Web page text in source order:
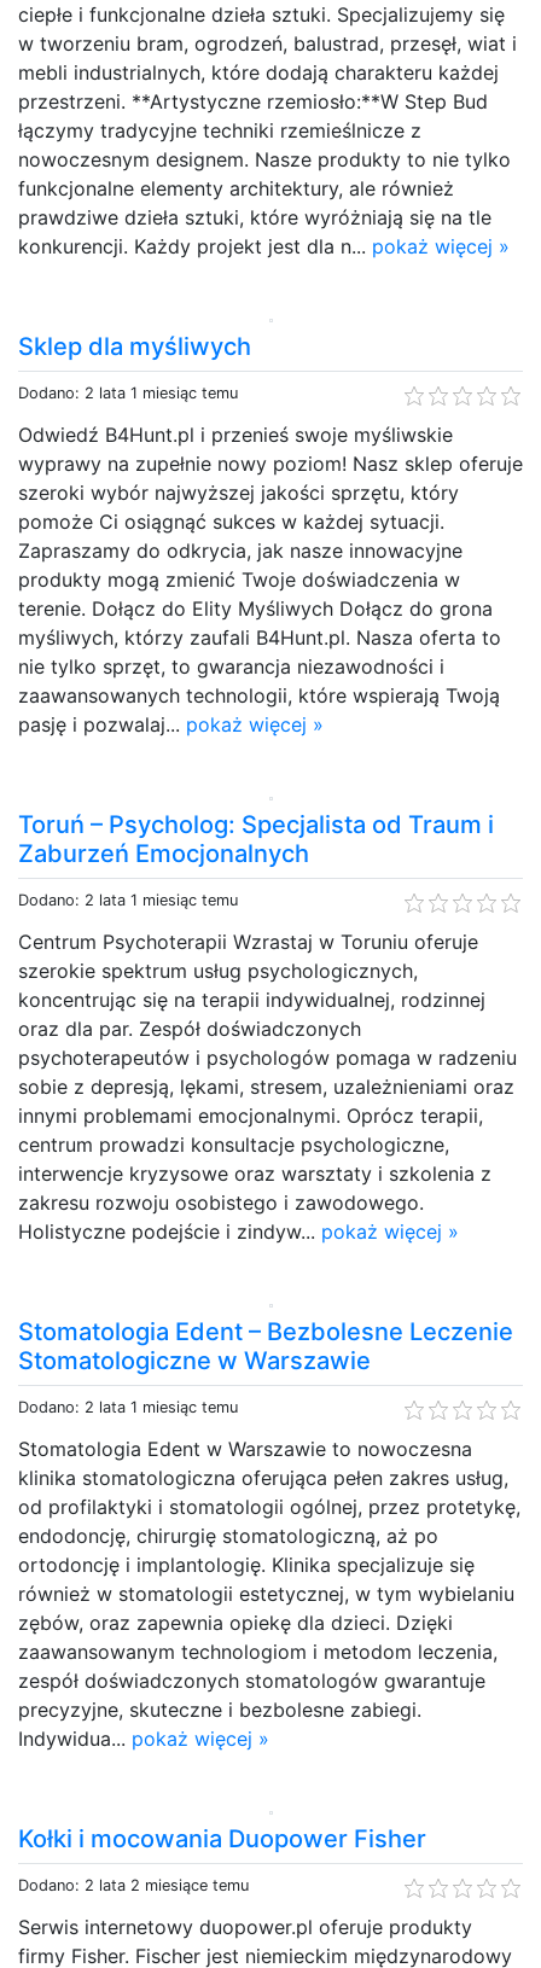
ciepłe i funkcjonalne dzieła sztuki. Specjalizujemy się
w tworzeniu bram, ogrodzeń, balustrad, przesęł, wiat i
mebli industrialnych, które dodają charakteru każdej
przestrzeni. **Artystyczne rzemiosło:**W Step Bud
łączymy tradycyjne techniki rzemieślnicze z
nowoczesnym designem. Nasze produkty to nie tylko
funkcjonalne elementy architektury, ale również
prawdziwe dzieła sztuki, które wyróżniają się na tle
konkurencji. Każdy projekt jest dla n... pokaż więcej »
Sklep dla myśliwych
Dodano: 2 lata 1 miesiąc temu
Odwiedź B4Hunt.pl i przenieś swoje myśliwskie
wyprawy na zupełnie nowy poziom! Nasz sklep oferuje
szeroki wybór najwyższej jakości sprzętu, który
pomoże Ci osiągnąć sukces w każdej sytuacji.
Zapraszamy do odkrycia, jak nasze innowacyjne
produkty mogą zmienić Twoje doświadczenia w
terenie. Dołącz do Elity Myśliwych Dołącz do grona
myśliwych, którzy zaufali B4Hunt.pl. Nasza oferta to
nie tylko sprzęt, to gwarancja niezawodności i
zaawansowanych technologii, które wspierają Twoją
pasję i pozwalaj... pokaż więcej »
Toruń – Psycholog: Specjalista od Traum i
Zaburzeń Emocjonalnych
Dodano: 2 lata 1 miesiąc temu
Centrum Psychoterapii Wzrastaj w Toruniu oferuje
szerokie spektrum usług psychologicznych,
koncentrując się na terapii indywidualnej, rodzinnej
oraz dla par. Zespół doświadczonych
psychoterapeutów i psychologów pomaga w radzeniu
sobie z depresją, lękami, stresem, uzależnieniami oraz
innymi problemami emocjonalnymi. Oprócz terapii,
centrum prowadzi konsultacje psychologiczne,
interwencje kryzysowe oraz warsztaty i szkolenia z
zakresu rozwoju osobistego i zawodowego.
Holistyczne podejście i zindyw... pokaż więcej »
Stomatologia Edent – Bezbolesne Leczenie
Stomatologiczne w Warszawie
Dodano: 2 lata 1 miesiąc temu
Stomatologia Edent w Warszawie to nowoczesna
klinika stomatologiczna oferująca pełen zakres usług,
od profilaktyki i stomatologii ogólnej, przez protetykę,
endodoncję, chirurgię stomatologiczną, aż po
ortodoncję i implantologię. Klinika specjalizuje się
również w stomatologii estetycznej, w tym wybielaniu
zębów, oraz zapewnia opiekę dla dzieci. Dzięki
zaawansowanym technologiom i metodom leczenia,
zespół doświadczonych stomatologów gwarantuje
precyzyjne, skuteczne i bezbolesne zabiegi.
Indywidua... pokaż więcej »
Kołki i mocowania Duopower Fisher
Dodano: 2 lata 2 miesiące temu
Serwis internetowy duopower.pl oferuje produkty
firmy Fisher. Fischer jest niemieckim międzynarodowy